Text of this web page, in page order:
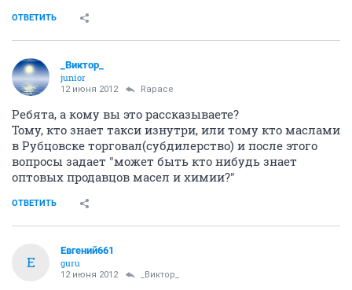
ОТВЕТИТЬ
_Виктор_
juniоr
12 июня 2012 Rapace
Ребята, а кому вы это рассказываете?
Тому, кто знает такси изнутри, или тому кто маслами
в Рубцовске торговал(субдилерство) и после этого
вопросы задает "может быть кто нибудь знает
оптовых продавцов масел и химии?"
ОТВЕТИТЬ
Е
Евгений661
guru
12 июня 2012 _Виктор_